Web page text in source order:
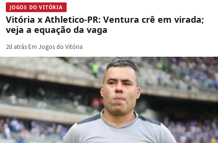
JOGOS DO VITÓRIA
Vitória x Athletico-PR: Ventura crê em virada;
veja a equação da vaga
2d atrás·Em Jogos do Vitória